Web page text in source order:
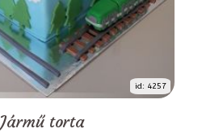
id: 4257
Jármű torta